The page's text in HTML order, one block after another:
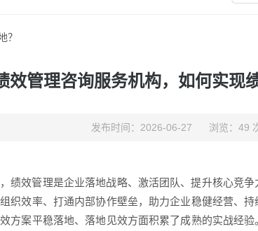
？
效管理咨询服务机构，如何实现
发布时间：2026-06-27 浏览：49
绩效管理是企业落地战略、激活团队、提升核心竞
织效率、打通内部协作壁垒，助力企业稳健经营、
方案平稳落地、落地见效方面积累了成熟的实战经